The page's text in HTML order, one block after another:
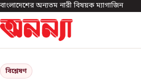
বাংলাদেশের অন্যতম নারী বিষয়ক ম্যাগাজিন
বিশ্লেষণ